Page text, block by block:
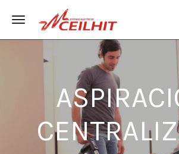
Toggle navigation